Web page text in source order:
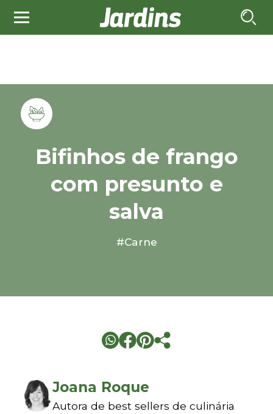
Bifinhos de frango
com presunto e
salva
#Carne
Joana Roque
Autora de best sellers de culinária